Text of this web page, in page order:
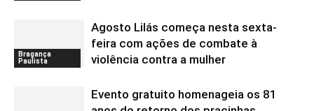
Bragança
Paulista
Agosto Lilás começa nesta sexta-
feira com ações de combate à
violência contra a mulher
Evento gratuito homenageia os 81